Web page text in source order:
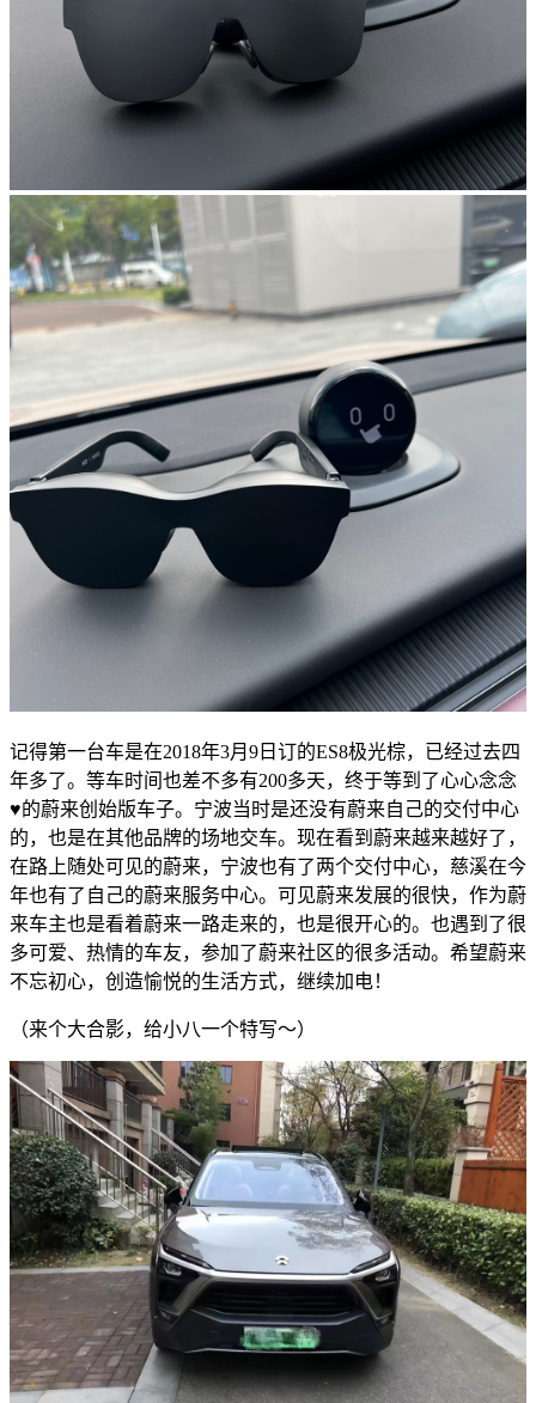
记得第一台车是在2018年3月9日订的ES8极光棕，已经过去四
年多了。等车时间也差不多有200多天，终于等到了心心念念
♥️的蔚来创始版车子。宁波当时是还没有蔚来自己的交付中心
的，也是在其他品牌的场地交车。现在看到蔚来越来越好了，
在路上随处可见的蔚来，宁波也有了两个交付中心，慈溪在今
年也有了自己的蔚来服务中心。可见蔚来发展的很快，作为蔚
来车主也是看着蔚来一路走来的，也是很开心的。也遇到了很
多可爱、热情的车友，参加了蔚来社区的很多活动。希望蔚来
不忘初心，创造愉悦的生活方式，继续加电！
（来个大合影，给小八一个特写～）